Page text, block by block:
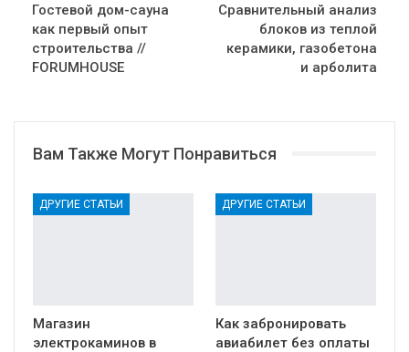
Гостевой дом-сауна
как первый опыт
строительства //
FORUMHOUSE
Сравнительный анализ
блоков из теплой
керамики, газобетона
и арболита
Вам Также Могут Понравиться
ДРУГИЕ СТАТЬИ
Магазин
электрокаминов в
ДРУГИЕ СТАТЬИ
Как забронировать
авиабилет без оплаты